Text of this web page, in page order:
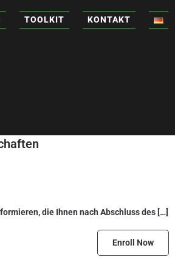
TOOLKIT KONTAKT
die Ihnen nach Abschluss des […]
Enroll Now